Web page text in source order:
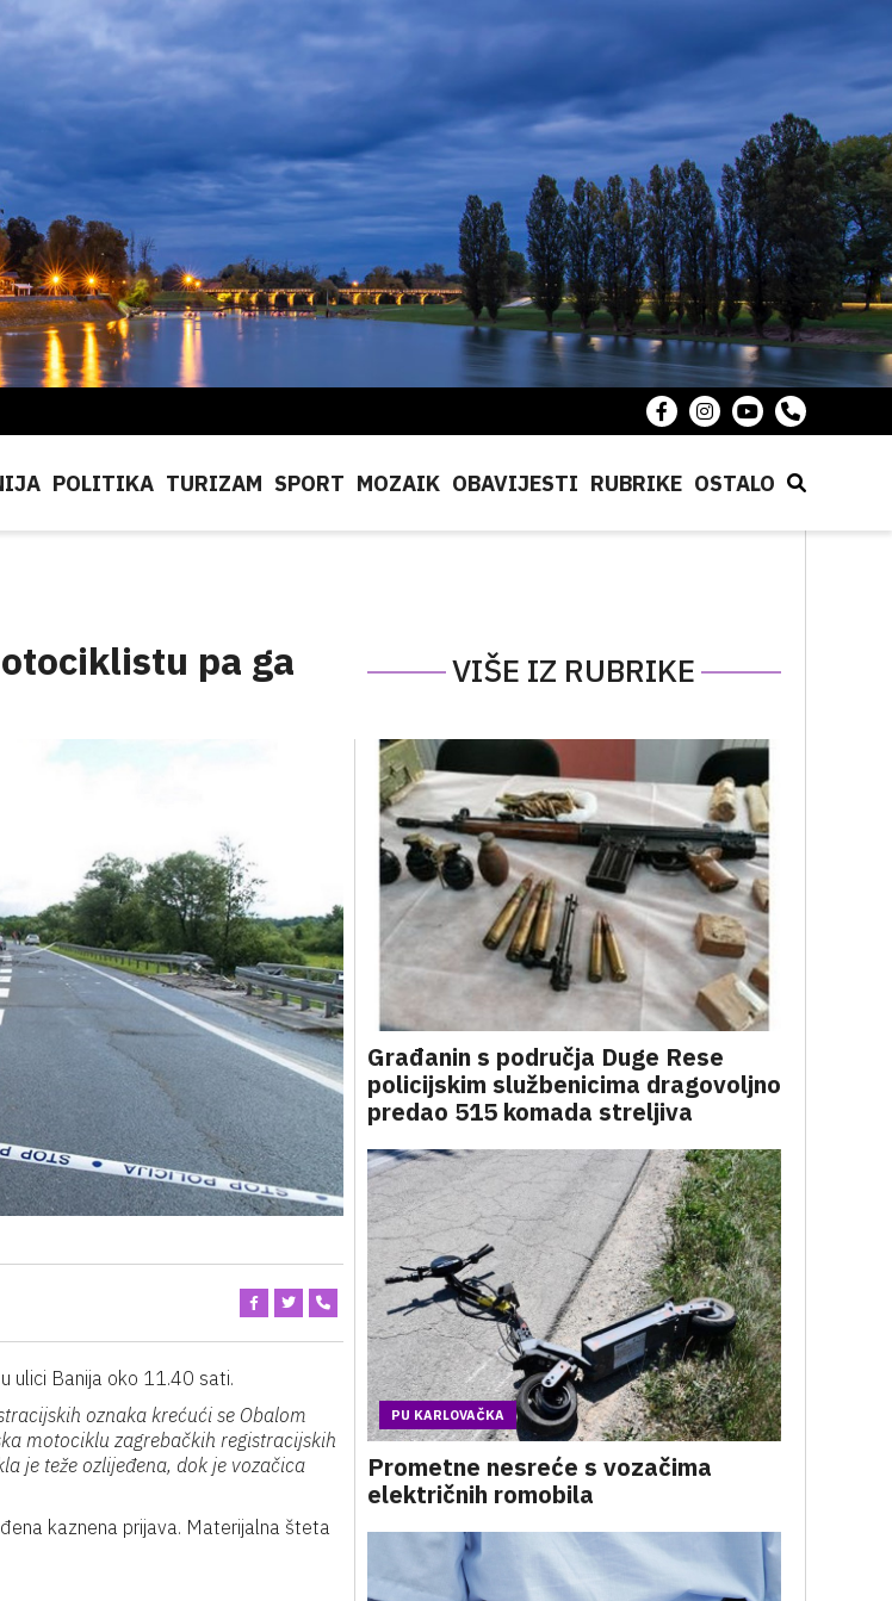
POLITIKA TURIZAM SPORT MOZAIK OBAVIJESTI RUBRIKE OSTALO
pa ga
VIŠE IZ RUBRIKE
ulici Banija oko 11.40 sati.
oznaka krećući se Obalom
motociklu zagrebačkih registracijskih
je teže ozlijeđena, dok je vozačica
kaznena prijava. Materijalna šteta
Građanin s područja Duge Rese
policijskim službenicima dragovoljno
predao 515 komada streljiva
PU KARLOVAČKA
Prometne nesreće s vozačima
električnih romobila